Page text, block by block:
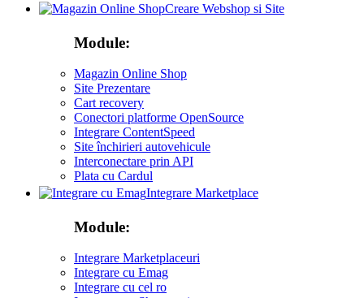
Creare Webshop si Site
Module:
Magazin Online Shop
Site Prezentare
Cart recovery
Conectori platforme OpenSource
Integrare ContentSpeed
Site închirieri autovehicule
Interconectare prin API
Plata cu Cardul
Integrare Marketplace
Module:
Integrare Marketplaceuri
Integrare cu Emag
Integrare cu cel ro